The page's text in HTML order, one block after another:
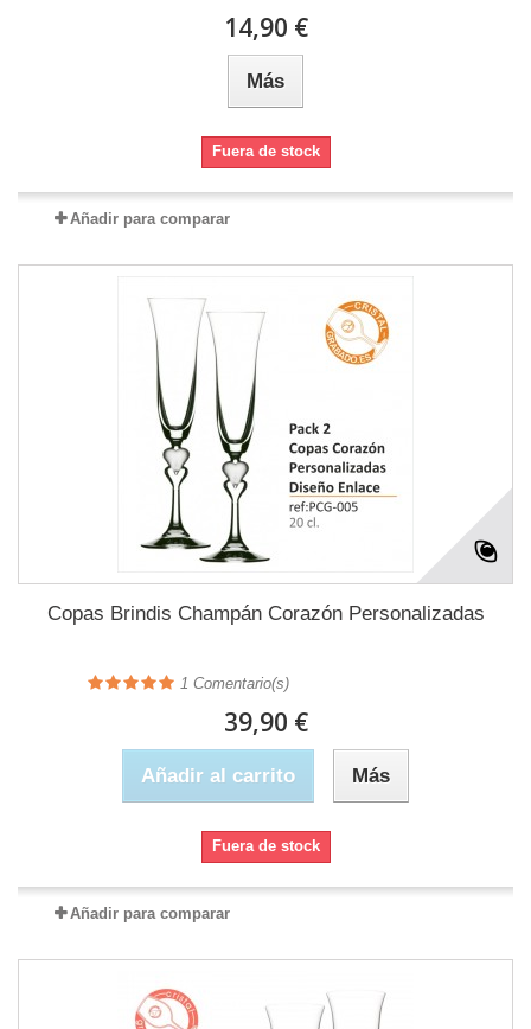
14,90 €
Más
Fuera de stock
Añadir para comparar
Copas Brindis Champán Corazón Personalizadas
1 Comentario(s)
39,90 €
Añadir al carrito Más
Fuera de stock
Añadir para comparar